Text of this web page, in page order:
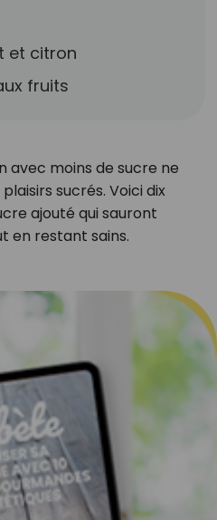
et citron
fruits
avec moins de sucre ne
sucrés. Voici dix
ajouté qui sauront
en restant sains.